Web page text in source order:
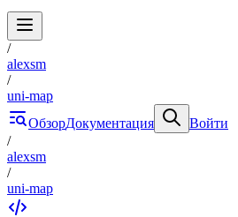
/
alexsm
/
uni-map
ОбзорДокументация
Войти
/
alexsm
/
uni-map